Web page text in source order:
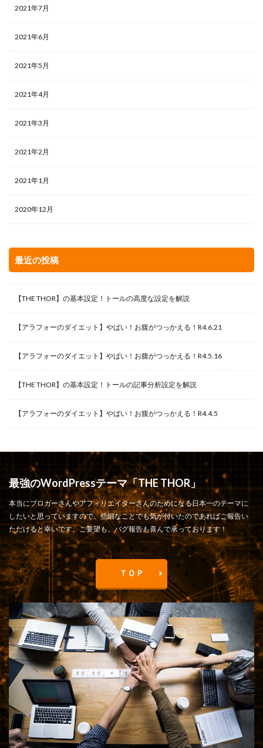
2021年7月
2021年6月
2021年5月
2021年4月
2021年3月
2021年2月
2021年1月
2020年12月
最近の投稿
【THE THOR】の基本設定！トールの高度な設定を解説
【アラフォーのダイエット】やばい！お腹がつっかえる！R4.6.21
【アラフォーのダイエット】やばい！お腹がつっかえる！R4.5.16
【THE THOR】の基本設定！トールの記事分析設定を解説
【アラフォーのダイエット】やばい！お腹がつっかえる！R4.4.5
最強のWordPressテーマ「THE THOR」
本当にブロガーさんやアフィリエイターさんのためになる日本一のテーマに
したいと思っていますので、些細なことでも気が付いたのであればご報告い
ただけると幸いです。ご要望も、バグ報告も喜んで承っております！
ＴＯＰ